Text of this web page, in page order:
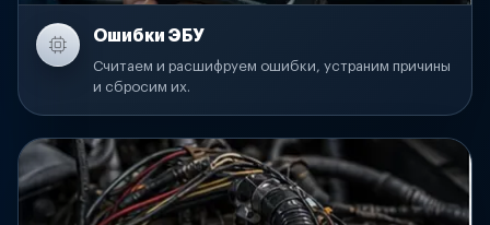
Ошибки ЭБУ
Считаем и расшифруем ошибки, устраним причины
и сбросим их.